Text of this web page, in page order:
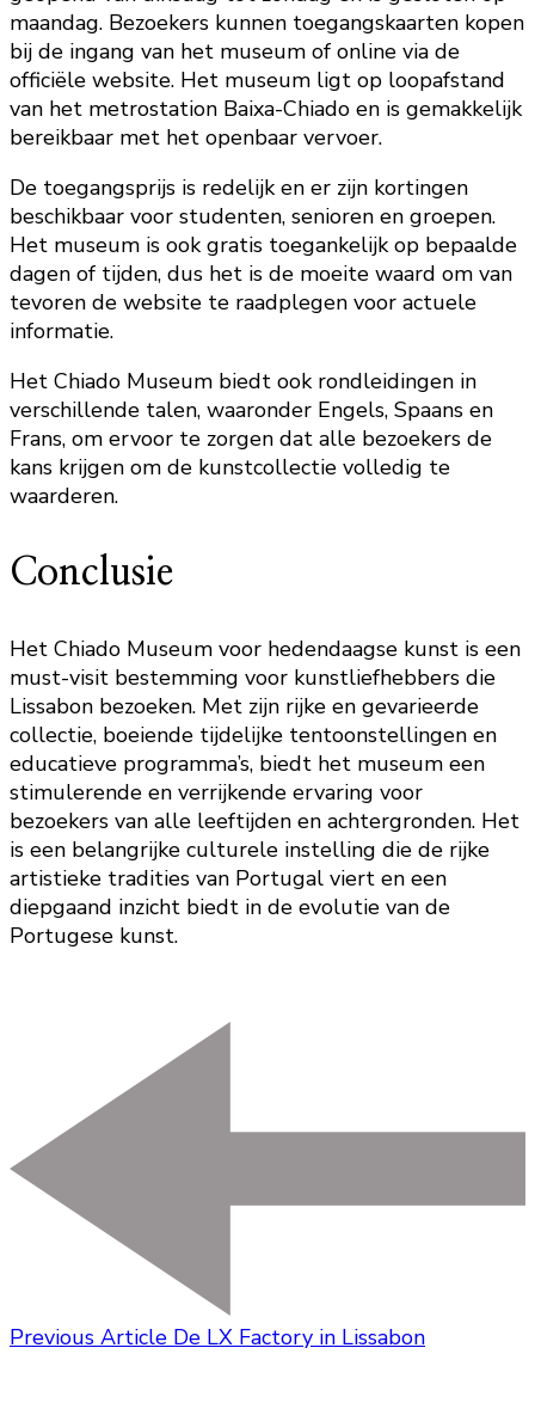
maandag. Bezoekers kunnen toegangskaarten kopen
bij de ingang van het museum of online via de
officiële website. Het museum ligt op loopafstand
van het metrostation Baixa-Chiado en is gemakkelijk
bereikbaar met het openbaar vervoer.
De toegangsprijs is redelijk en er zijn kortingen
beschikbaar voor studenten, senioren en groepen.
Het museum is ook gratis toegankelijk op bepaalde
dagen of tijden, dus het is de moeite waard om van
tevoren de website te raadplegen voor actuele
informatie.
Het Chiado Museum biedt ook rondleidingen in
verschillende talen, waaronder Engels, Spaans en
Frans, om ervoor te zorgen dat alle bezoekers de
kans krijgen om de kunstcollectie volledig te
waarderen.
Conclusie
Het Chiado Museum voor hedendaagse kunst is een
must-visit bestemming voor kunstliefhebbers die
Lissabon bezoeken. Met zijn rijke en gevarieerde
collectie, boeiende tijdelijke tentoonstellingen en
educatieve programma’s, biedt het museum een
stimulerende en verrijkende ervaring voor
bezoekers van alle leeftijden en achtergronden. Het
is een belangrijke culturele instelling die de rijke
artistieke tradities van Portugal viert en een
diepgaand inzicht biedt in de evolutie van de
Portugese kunst.
Previous Article De LX Factory in Lissabon